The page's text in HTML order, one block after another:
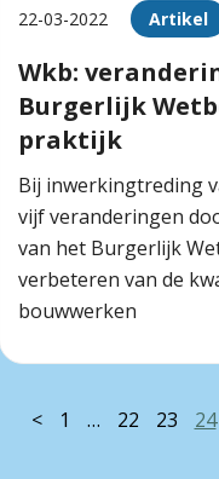
22-03-2022 Artikel
Wkb:
Burgerlijk
praktijk
Bij inwerkingtreding
vijf veranderingen
van het Burgerlijk
verbeteren van de
bouwwerken
< 1 … 22 23 24